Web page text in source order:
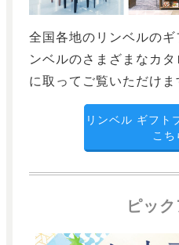
全国各地のリンベルの
ンベルのさまざまなカ
に取ってご覧いただけま
リンベル ギフト
こち
ピッ